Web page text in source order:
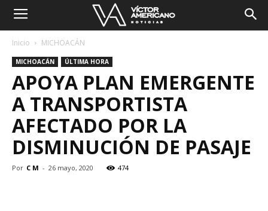
Inicio MICHOACÁN
MICHOACÁN ÚLTIMA HORA
APOYA PLAN EMERGENTE
A TRANSPORTISTA
AFECTADO POR LA
DISMINUCIÓN DE PASAJE
Por C M - 26 mayo, 2020 474